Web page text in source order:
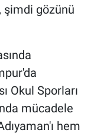
şimdi gözünü
Okul Sporları
mücadele
hem